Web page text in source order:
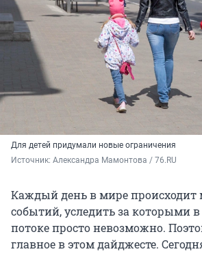
Для детей придумали новые ограничения
Источник: Александра Мамонтова / 76.RU
Каждый день в мире происходит
событий, уследить за которыми
потоке просто невозможно.
главное в этом дайджесте.